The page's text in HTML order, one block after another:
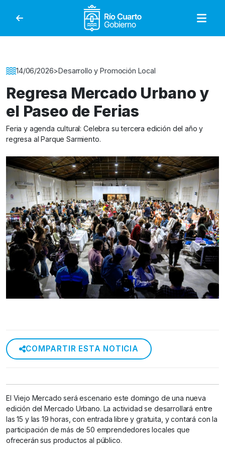
Gobierno de Río
Detalle de la Noticia
14/06/2026>Desarrollo y Promoción Local
Regresa Mercado Urbano y
el Paseo de Ferias
Feria y agenda cultural: Celebra su tercera edición del año y
regresa al Parque Sarmiento.
COMPARTIR ESTA NOTICIA
El Viejo Mercado será escenario este domingo de una nueva
edición del Mercado Urbano. La actividad se desarrollará entre
las 15 y las 19 horas, con entrada libre y gratuita, y contará con la
participación de más de 50 emprendedores locales que
ofrecerán sus productos al público.